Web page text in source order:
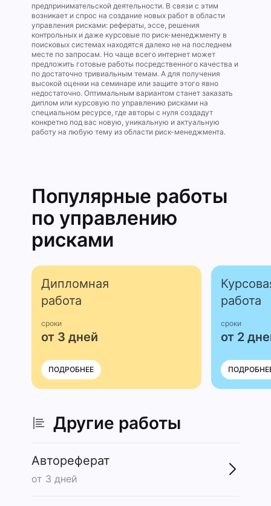
предпринимательской деятельности. В связи с этим
возникает и спрос на создание новых работ в области
управления рисками: рефераты, эссе, решения
контрольных и даже курсовые по риск-менеджменту в
поисковых системах находятся далеко не на последнем
месте по запросам. Но чаще всего интернет может
предложить готовые работы посредственного качества и
по достаточно тривиальным темам. А для получения
высокой оценки на семинаре или защите этого явно
недостаточно. Оптимальным вариантом станет заказать
диплом или курсовую по управлению рисками на
специальном ресурсе, где авторы с нуля создадут
конкретно под вас новую, уникальную и актуальную
работу на любую тему из области риск-менеджмента.
Популярные работы
по управлению
рисками
Дипломная
работа
сроки
от 3 дней
ПОДРОБНЕЕ
работа
сроки
от 2
Другие работы
Автореферат
от 3 дней